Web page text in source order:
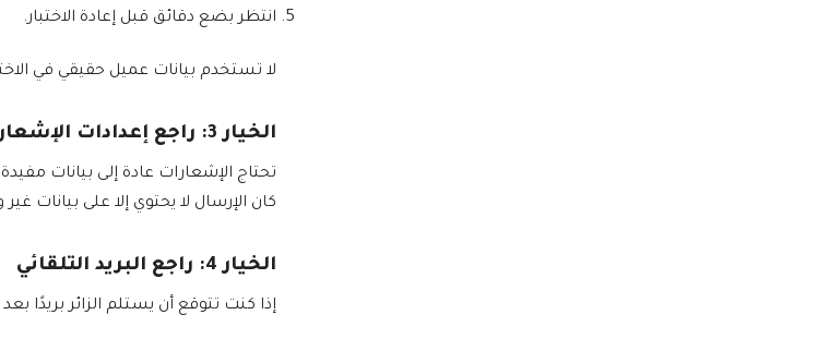
انتظر بضع دقائق قبل إعادة الاختبار.
لا تستخدم بيانات عميل حقيقي في
الخيار 3: راجع إعدادات الإشعار
تحتاج الإشعارات عادة إلى بيانات
كان الإرسال لا يحتوي إلا على بيانات
الخيار 4: راجع البريد التلقائي
إذا كنت تتوقع أن يستلم الزائر بريدًا